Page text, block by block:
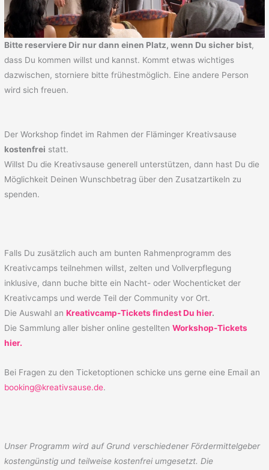
Bitte reserviere Dir nur dann einen Platz, wenn Du sicher bist,
dass Du kommen willst und kannst. Kommt etwas wichtiges
dazwischen, storniere bitte frühestmöglich. Eine andere Person
wird sich freuen.
Der Workshop findet im Rahmen der Fläminger Kreativsause
kostenfrei statt.
Willst Du die Kreativsause generell unterstützen, dann hast Du die
Möglichkeit Deinen Wunschbetrag über den Zusatzartikeln zu
spenden.
Falls Du zusätzlich auch am bunten Rahmenprogramm des
Kreativcamps teilnehmen willst, zelten und Vollverpflegung
inklusive, dann buche bitte ein Nacht- oder Wochenticket der
Kreativcamps und werde Teil der Community vor Ort.
Die Auswahl anKreativcamp-Tickets findest Du hier.
Die Sammlung aller bisher online gestelltenWorkshop-Tickets
hier.
Bei Fragen zu den Ticketoptionen schicke uns gerne eine Email an
booking@kreativsause.de.
Unser Programm wird auf Grund verschiedener Fördermittelgeber
kostengünstig und teilweise kostenfrei umgesetzt. Die